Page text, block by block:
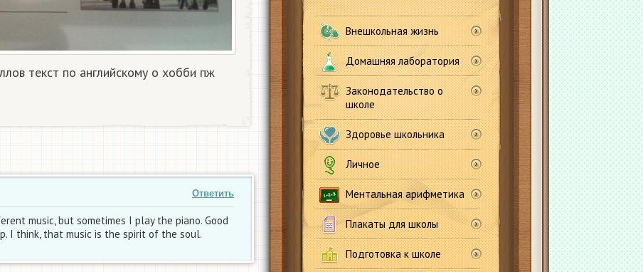
Внешкольная жизнь
Домашняя лаборатория
Законодательство о
школе
Здоровье школьника
Личное
Ментальная арифметика
Плакаты для школы
Подготовка к школе
текст по английскому о хобби пж
Ответить
music, but sometimes I play the piano. Good
I think, that music is the spirit of the soul.